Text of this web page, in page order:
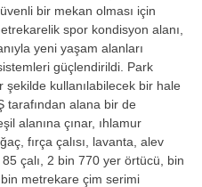
üvenli bir mekan olması için
spor kondisyon alanı,
ıyla yeni yaşam alanları
güçlendirildi. Park
şekilde kullanılabilecek bir hale
tarafından alana bir de
alanına çınar, ıhlamur
ç, fırça çalısı, lavanta, alev
çalı, 2 bin 770 yer örtücü, bin
bin metrekare çim serimi